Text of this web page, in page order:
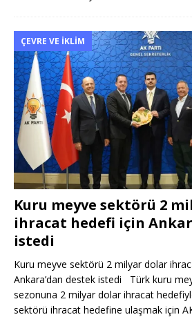
ÇEVRE VE İKLIM
Kuru meyve sektörü 2
ihracat hedefi için
istedi
Kuru meyve sektörü 2 milyar dolar
Ankara’dan destek istedi Türk kuru
sezonuna 2 milyar dolar ihracat
sektörü ihracat hedefine ulaşmak için